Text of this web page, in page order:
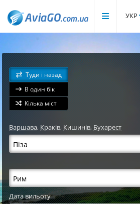
УКР
Туди і назад
В один бік
Кілька міст
Варшава, Краків,Кишинів,Бухарест
Дата вильоту